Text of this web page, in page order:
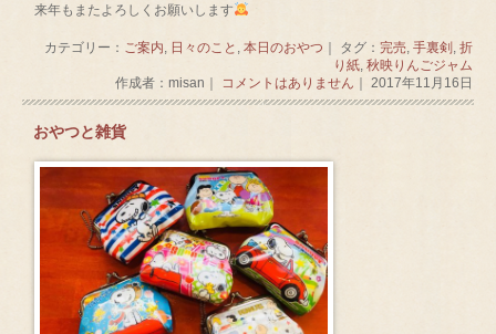
来年もまたよろしくお願いします
カテゴリー： ご案内 日々のこと 本日のおやつ ｜ タグ： 完売, 手裏剣 折
り紙, 秋映りんごジャム
作成者：misan｜
コメントはありません ｜ 2017年11月16日
おやつと雑貨